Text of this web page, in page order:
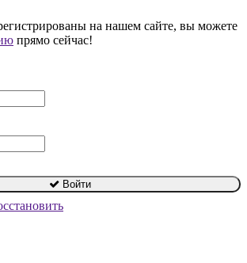
на нашем сайте, вы можете
прямо сейчас!
Войти